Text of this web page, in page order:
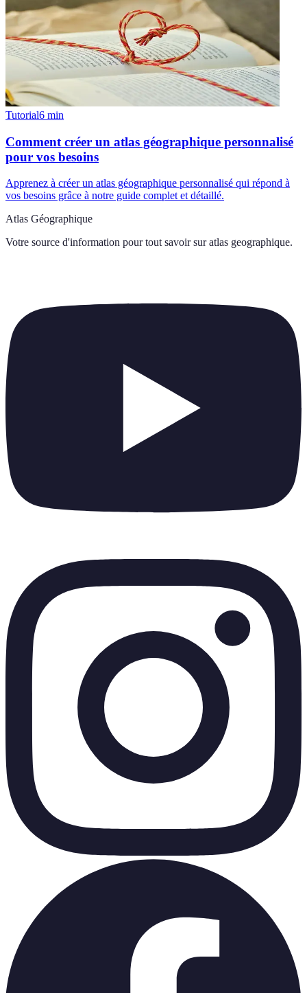
Tutorial6 min
Comment créer un atlas géographique personnalisé
pour vos besoins
Apprenez à créer un atlas géographique personnalisé qui répond à
vos besoins grâce à notre guide complet et détaillé.
Atlas Géographique
Votre source d'information pour tout savoir sur atlas geographique.